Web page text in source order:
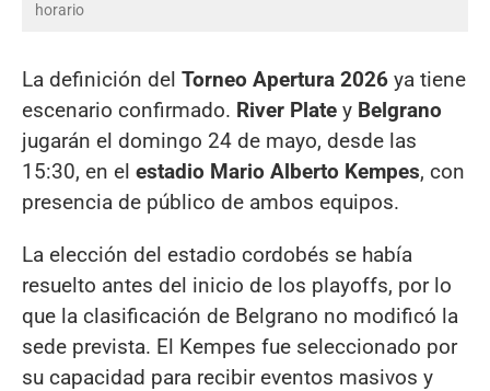
horario
La definición del Torneo Apertura 2026 ya tiene
escenario confirmado. River Plate y Belgrano
jugarán el domingo 24 de mayo, desde las
15:30, en el estadio Mario Alberto Kempes, con
presencia de público de ambos equipos.
La elección del estadio cordobés se había
resuelto antes del inicio de los playoffs, por lo
que la clasificación de Belgrano no modificó la
sede prevista. El Kempes fue seleccionado por
su capacidad para recibir eventos masivos y